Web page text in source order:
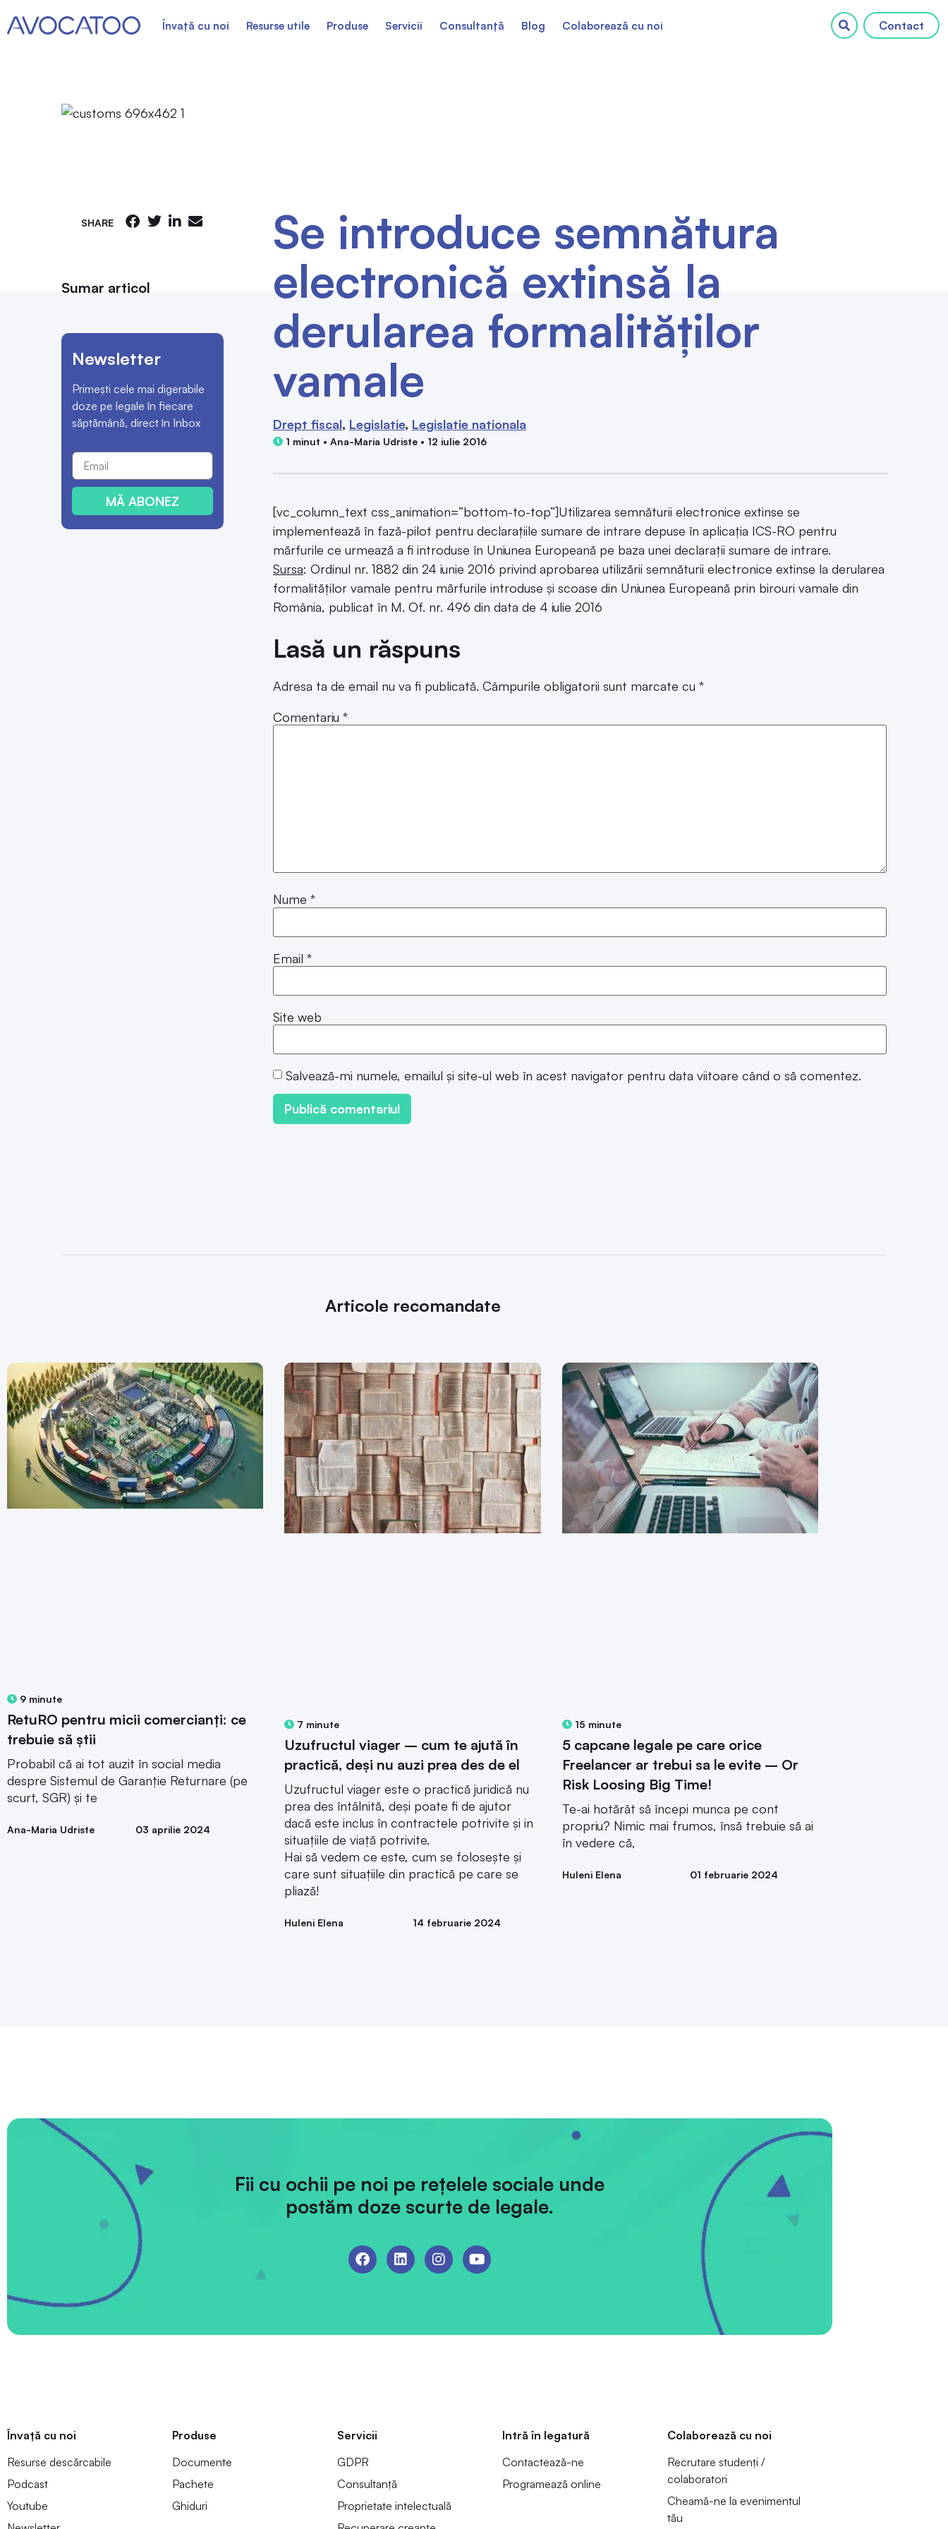
Contact
Învață cu noi Resurse utile Produse Servicii Consultanță Blog Colaborează cu noi
SHARE
Sumar articol
Newsletter
Primești cele mai digerabile
doze pe legale în fiecare
săptămână, direct în Inbox
MĂ ABONEZ
Se introduce semnătura
electronică extinsă la
derularea formalităților
vamale
Drept fiscal Legislatie Legislatie nationala
1 minut • Ana-Maria Udriste • 12 iulie 2016
[vc_column_text css_animation=”bottom-to-top”]Utilizarea semnăturii electronice extinse se
implementează în fază-pilot pentru declaraţiile sumare de intrare depuse în aplicaţia ICS-RO pentru
mărfurile ce urmează a fi introduse în Uniunea Europeană pe baza unei declaraţii sumare de intrare.
Sursa: Ordinul nr. 1882 din 24 iunie 2016 privind aprobarea utilizării semnăturii electronice extinse la derularea
formalităţilor vamale pentru mărfurile introduse şi scoase din Uniunea Europeană prin birouri vamale din
România, publicat în M. Of. nr. 496 din data de 4 iulie 2016
Lasă un răspuns
Adresa ta de email nu va fi publicată. Câmpurile obligatorii sunt marcate cu *
Comentariu *
Nume *
Email *
Site web
Salvează-mi numele, emailul și site-ul web în acest navigator pentru data viitoare când o să comentez.
Articole recomandate
9 minute
RetuRO pentru micii comercianți: ce
trebuie să știi
Probabil că ai tot auzit în social media
despre Sistemul de Garanție Returnare (pe
scurt, SGR) și te
Ana-Maria Udriste 03 aprilie 2024
7 minute
Uzufructul viager – cum te ajută în
practică, deși nu auzi prea des de el
Uzufructul viager este o practică juridică nu
prea des întâlnită, deși poate fi de ajutor
dacă este inclus în contractele potrivite și in
situațiile de viață potrivite.
Hai să vedem ce este, cum se folosește și
care sunt situațiile din practică pe care se
pliază!
Huleni Elena 14 februarie 2024
15 minute
5 capcane legale pe care orice
Freelancer ar trebui sa le evite – Or
Risk Loosing Big Time!
Te-ai hotărât să începi munca pe cont
propriu? Nimic mai frumos, însă trebuie să ai
în vedere că,
Huleni Elena 01 februarie 2024
Fii cu ochii pe noi pe rețelele sociale unde
postăm doze scurte de legale.
Învață cu noi
Resurse descărcabile
Podcast
Youtube
Produse
Documente
Pachete
Ghiduri
Servicii
GDPR
Consultanță
Proprietate intelectuală
Intră în legatură
Contactează-ne
Programează online
Colaborează cu noi
Recrutare studenți /
colaboratori
Cheamă-ne la evenimentul
tău